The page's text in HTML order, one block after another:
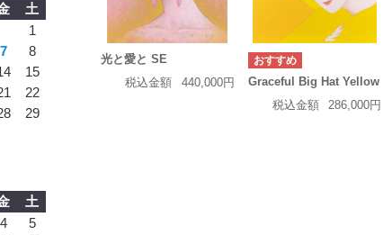
光と愛と SE
税込金額
440,000円
Graceful Big Hat Yellow
税込金額
286,000円
土
1
7
8
15
22
29
土
4
5